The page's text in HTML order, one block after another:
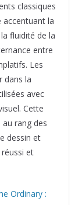
classiques
accentuant la
fluidité de la
entre
Les
dans la
avec
Cette
rang des
dessin et
et
Ordinary :